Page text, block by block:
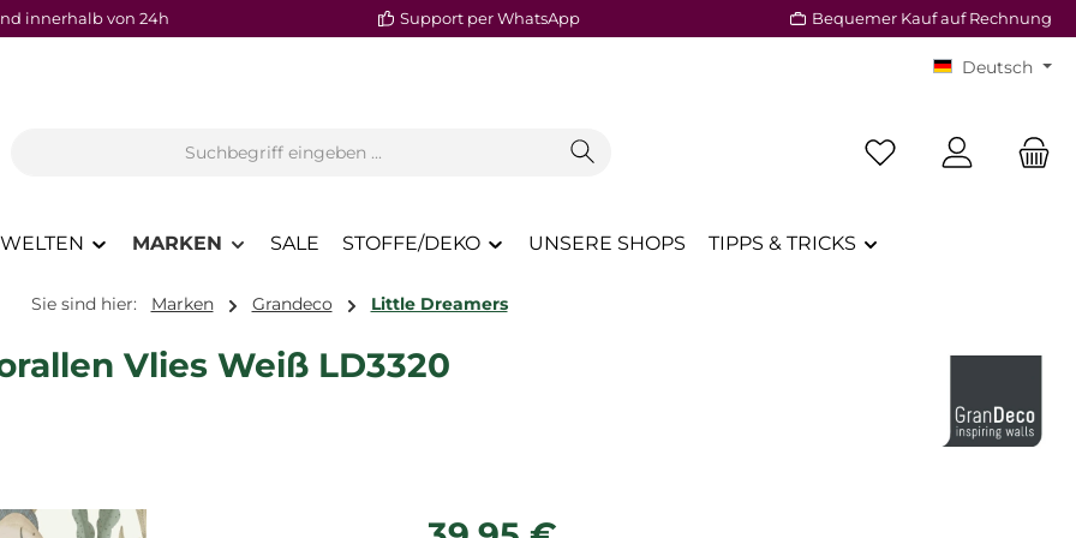
innerhalb von 24h Support per WhatsApp Bequemer Kauf auf Rechnung
Deutsch
Du hast 0 Produkte
MARKEN SALE STOFFE/DEKO UNSERE SHOPS TIPPS & TRICKS
Sie sind hier: Marken Grandeco Little Dreamers
Vlies Weiß LD3320
Regulärer Preis: